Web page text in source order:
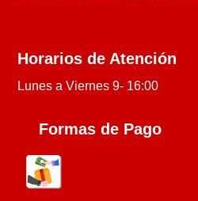
Horarios de Atención
Lunes a Viernes 9- 16:00
Formas de Pago